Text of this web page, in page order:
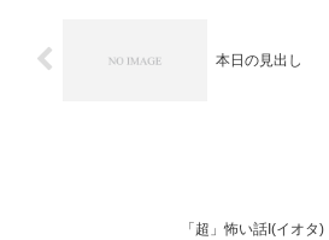
本日の見出し
「超」怖い話Ι(イオタ)